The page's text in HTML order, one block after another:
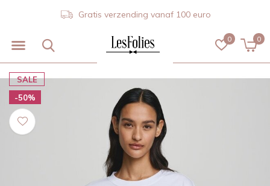
0 0
Gratis verzending vanaf 100 euro
SALE
-50%